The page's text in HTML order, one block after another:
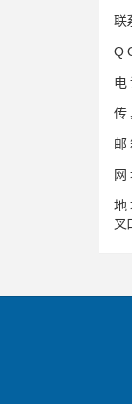
联
电
传
邮
网
地
叉